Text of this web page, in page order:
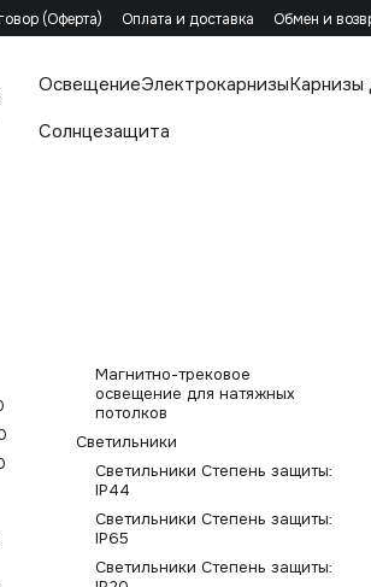
(Оферта) Оплата и доставка Обмен и
ОсвещениеЭлектрокарнизыКарнизы
Солнцезащита
Магнитно-трековое
освещение для натяжных
потолков
Светильники
Светильники Степень защиты:
IP44
Светильники Степень защиты:
IP65
Светильники Степень защиты: